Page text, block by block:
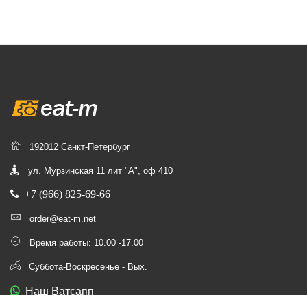
192012 Санкт-Петербург
ул. Мурзинская 11 лит "А", оф 410
+7 (966) 825-69-66
order@eat-m.net
Время работы: 10.00 -17.00
Суббота-Воскресенье - Вых.
Наш Ватсапп